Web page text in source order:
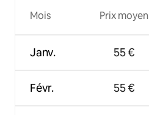
Mois
Janv.
Févr.
Prix moyen
55 €
55 €